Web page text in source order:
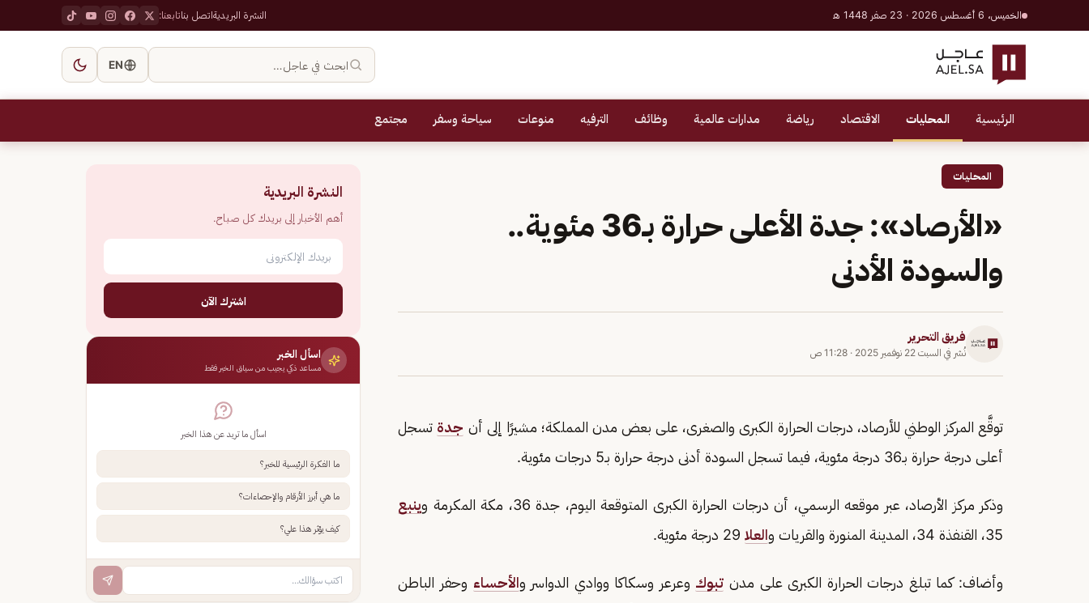
الخميس، 6 أغسطس 2026 · 23 صفر 1448 هـ النشرة البريديةاتصل بناتابعنا:
ابحث في عاجل… EN
الرئيسية المحليات الاقتصاد رياضة مدارات عالمية وظائف الترفيه منوعات سياحة وسفر مجتمع
المحليات
«الأرصاد»: جدة الأعلى حرارة بـ36 مئوية..
والسودة الأدنى
فريق التحرير
نُشر في السبت 22 نوفمبر 2025 · 11:28 ص
توقَّع المركز الوطني للأرصاد، درجات الحرارة الكبرى والصغرى، على بعض مدن المملكة؛ مشيرًا إلى أن جدة تسجل
أعلى درجة حرارة بـ36 درجة مئوية، فيما تسجل السودة أدنى درجة حرارة بـ5 درجات مئوية.
وذكر مركز الأرصاد، عبر موقعه الرسمي، أن درجات الحرارة الكبرى المتوقعة اليوم، جدة 36، مكة المكرمة و
ينبع
35، القنفذة 34، المدينة المنورة والقريات و
العلا
وأضاف: كما تبلغ درجات الحرارة الكبرى على مدن تبوك وعرعر وسكاكا ووادي الدواسر والأحساء وحفر الباطن
النشرة البريدية
أهم الأخبار إلى بريدك كل صباح.
اشترك الآن
اسأل الخبر
مساعد ذكي يجيب من سياق الخبر فقط
اسأل ما تريد عن هذا الخبر
ما الفكرة الرئيسية للخبر؟
ما هي أبرز الأرقام والإحصاءات؟
كيف يؤثر هذا علي؟